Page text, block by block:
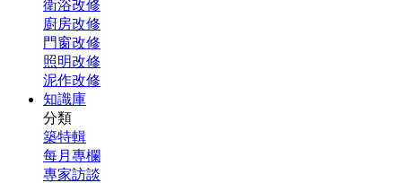
衛浴改修
廚房改修
門窗改修
照明改修
泥作改修
知識庫
分類
築特輯
每月專欄
專家訪談